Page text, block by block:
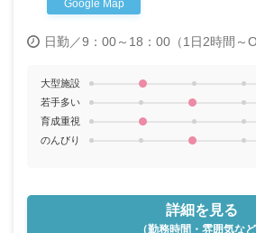
Google Map
日勤／9：00～18：00（1日2時間～
大型施設
若手多い
育成重視
のんびり
詳細を見る
（勤務時間・雰囲気など